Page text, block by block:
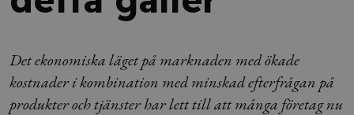
Det ekonomiska läget på marknaden med ökade
kostnader i kombination med minskad efterfrågan på
produkter och tjänster har lett till att många företag nu